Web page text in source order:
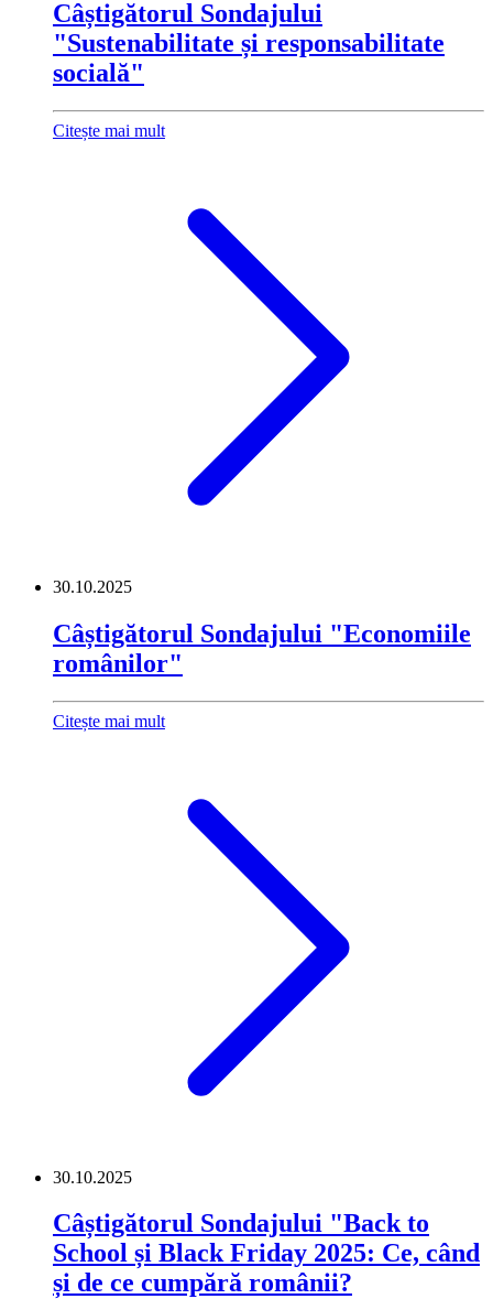
Câștigătorul Sondajului
"Sustenabilitate și responsabilitate
socială"
Citește mai mult
30.10.2025
Câștigătorul Sondajului "Economiile
românilor"
Citește mai mult
30.10.2025
Câștigătorul Sondajului "Back to
School și Black Friday 2025: Ce, când
și de ce cumpără românii?